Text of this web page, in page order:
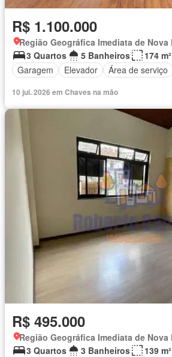
R$ 1.100.000
3 Quartos
5 Banheiros
174 m²
Garagem
Elevador Área de serviço
10 jul. 2026 em Chaves na mão
R$ 495.000
3 Quartos
3 Banheiros
139 m²